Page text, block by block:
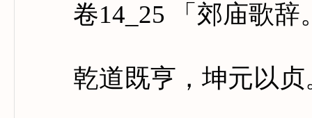
卷14_25 「郊庙歌辞
乾道既亨，坤元以贞